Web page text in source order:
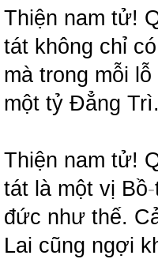
Thiện nam tử!
tát không chỉ
mà trong mỗi
một tỷ Đẳng Trì.
Thiện nam tử!
tát là một vị Bồ-
đức như thế.
Lai cũng ngợi